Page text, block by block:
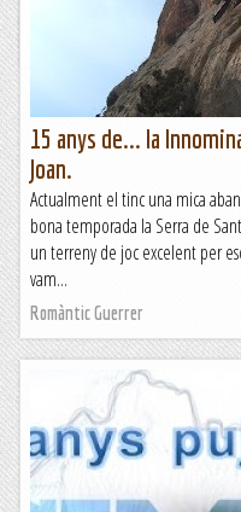
de vies) que ens va agradar
Escalada per a tontos
15 anys de... la
Joan.
Actualment el tinc una mica
bona temporada la Serra de
un terreny de joc excelent per
vam...
Romàntic Guerrer